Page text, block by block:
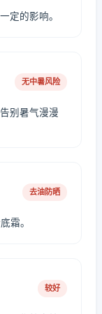
定的影响。
无中暑风险
别暑气漫漫
去油防晒
霜。
较好